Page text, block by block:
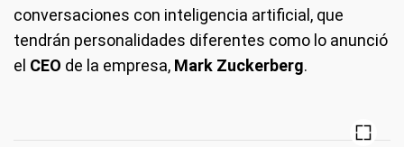
conversaciones con inteligencia artificial, que
tendrán personalidades diferentes como lo anunció
el CEO de la empresa, Mark Zuckerberg.